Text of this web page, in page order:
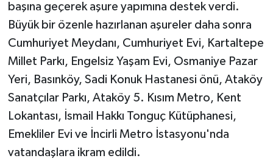
başına geçerek aşure yapımına destek verdi.
Büyük bir özenle hazırlanan aşureler daha sonra
Cumhuriyet Meydanı, Cumhuriyet Evi, Kartaltepe
Millet Parkı, Engelsiz Yaşam Evi, Osmaniye Pazar
Yeri, Basınköy, Sadi Konuk Hastanesi önü, Ataköy
Sanatçılar Parkı, Ataköy 5. Kısım Metro, Kent
Lokantası, İsmail Hakkı Tonguç Kütüphanesi,
Emekliler Evi ve İncirli Metro İstasyonu'nda
vatandaşlara ikram edildi.